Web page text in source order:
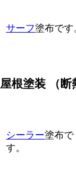
サーフ塗布です
屋根塗装 （
シーラー塗布で
す。